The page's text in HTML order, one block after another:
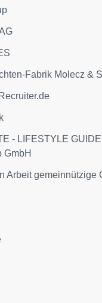
Fabrik Molecz &
- LIFESTYLE
GmbH
Arbeit gemeinnützige